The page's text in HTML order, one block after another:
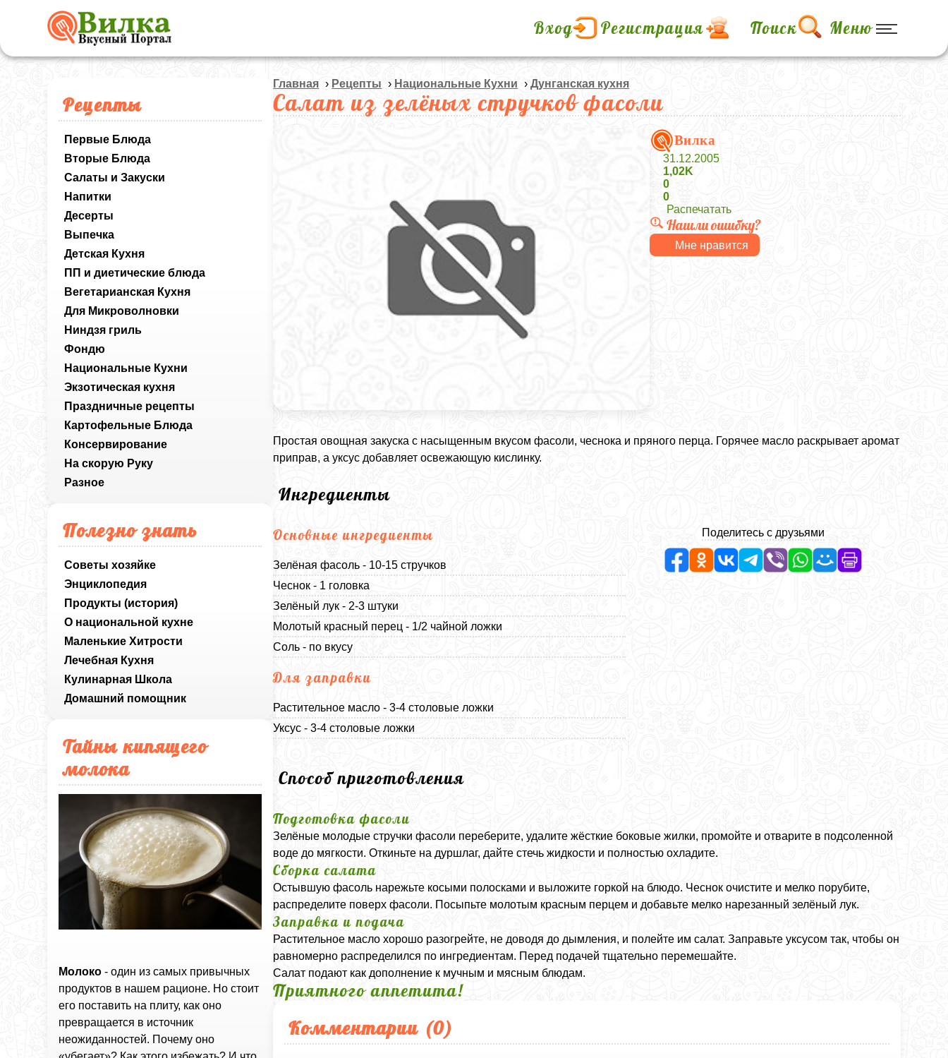
Вход Регистрация Поиск Меню
Рецепты
Первые Блюда
Вторые Блюда
Салаты и Закуски
Напитки
Десерты
Выпечка
Детская Кухня
ПП и диетические блюда
Вегетарианская Кухня
Для Микроволновки
Ниндзя гриль
Фондю
Национальные Кухни
Экзотическая кухня
Праздничные рецепты
Картофельные Блюда
Консервирование
На скорую Руку
Разное
Полезно знать
Советы хозяйке
Энциклопедия
Продукты (история)
О национальной кухне
Маленькие Хитрости
Лечебная Кухня
Кулинарная Школа
Домашний помощник
Тайны кипящего
молока
Молоко - один из самых привычных
продуктов в нашем рационе. Но стоит
его поставить на плиту, как оно
превращается в источник
неожиданностей. Почему оно
Главная › Рецепты › Национальные Кухни ›Дунганская кухня
Салат из зелёных стручков фасоли
Вилка
31.12.2005
1,02K
0
0
Распечатать
Нашли ошибку?
Мне нравится
Простая овощная закуска с насыщенным вкусом фасоли, чеснока и пряного перца. Горячее масло раскрывает аромат
приправ, а уксус добавляет освежающую кислинку.
Ингредиенты
Основные ингредиенты
Зелёная фасоль - 10-15 стручков
Чеснок - 1 головка
Зелёный лук - 2-3 штуки
Молотый красный перец - 1/2 чайной ложки
Соль - по вкусу
Для заправки
Растительное масло - 3-4 столовые ложки
Уксус - 3-4 столовые ложки
Поделитесь с друзьями
Способ приготовления
Подготовка фасоли
Зелёные молодые стручки фасоли переберите, удалите жёсткие боковые жилки, промойте и отварите в подсоленной
воде до мягкости. Откиньте на дуршлаг, дайте стечь жидкости и полностью охладите.
Сборка салата
Остывшую фасоль нарежьте косыми полосками и выложите горкой на блюдо. Чеснок очистите и мелко порубите,
распределите поверх фасоли. Посыпьте молотым красным перцем и добавьте мелко нарезанный зелёный лук.
Заправка и подача
Растительное масло хорошо разогрейте, не доводя до дымления, и полейте им салат. Заправьте уксусом так, чтобы он
равномерно распределился по ингредиентам. Перед подачей тщательно перемешайте.
Салат подают как дополнение к мучным и мясным блюдам.
Приятного аппетита!
Комментарии (0)